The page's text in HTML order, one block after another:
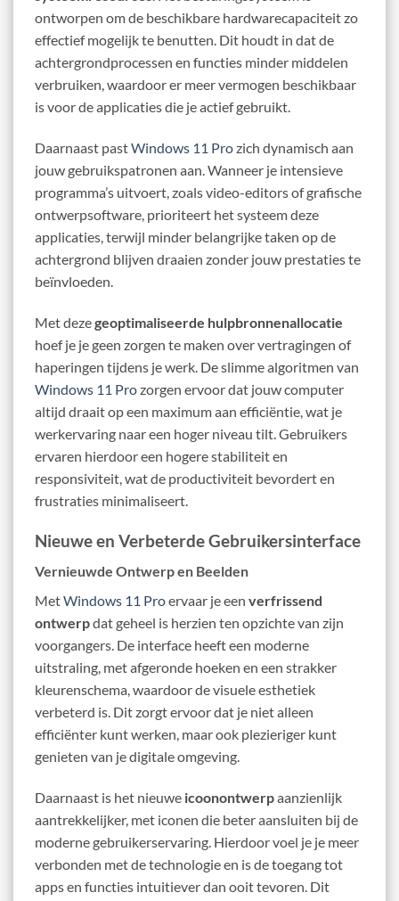
ontworpen om de beschikbare hardwarecapaciteit zo
effectief mogelijk te benutten. Dit houdt in dat de
achtergrondprocessen en functies minder middelen
verbruiken, waardoor er meer vermogen beschikbaar
is voor de applicaties die je actief gebruikt.
Daarnaast pastWindows 11 Prozich dynamisch aan
jouw gebruikspatronen aan. Wanneer je intensieve
programma’s uitvoert, zoals video-editors of grafische
ontwerpsoftware, prioriteert het systeem deze
applicaties, terwijl minder belangrijke taken op de
achtergrond blijven draaien zonder jouw prestaties te
beïnvloeden.
Met dezegeoptimaliseerde hulpbronnenallocatie
hoef je je geen zorgen te maken over vertragingen of
haperingen tijdens je werk. De slimme algoritmen van
Windows 11 Prozorgen ervoor dat jouw computer
altijd draait op een maximum aan efficiëntie, wat je
werkervaring naar een hoger niveau tilt. Gebruikers
ervaren hierdoor een hogere stabiliteit en
responsiviteit, wat de productiviteit bevordert en
frustraties minimaliseert.
Nieuwe en Verbeterde Gebruikersinterface
Vernieuwde Ontwerp en Beelden
MetWindows 11 Proervaar je een verfrissend
ontwerpdat geheel is herzien ten opzichte van zijn
voorgangers. De interface heeft een moderne
uitstraling, met afgeronde hoeken en een strakker
kleurenschema, waardoor de visuele esthetiek
verbeterd is. Dit zorgt ervoor dat je niet alleen
efficiënter kunt werken, maar ook plezieriger kunt
genieten van je digitale omgeving.
Daarnaast is het nieuwe icoonontwerpaanzienlijk
aantrekkelijker, met iconen die beter aansluiten bij de
moderne gebruikerservaring. Hierdoor voel je je meer
verbonden met de technologie en is de toegang tot
apps en functies intuitiever dan ooit tevoren. Dit